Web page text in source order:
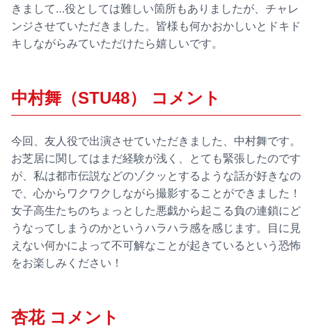
きまして…役としては難しい箇所もありましたが、チャレ
ンジさせていただきました。皆様も何かおかしいとドキド
キしながらみていただけたら嬉しいです。
中村舞（STU48） コメント
今回、友人役で出演させていただきました、中村舞です。
お芝居に関してはまだ経験が浅く、とても緊張したのです
が、私は都市伝説などのゾクッとするような話が好きなの
で、心からワクワクしながら撮影することができました！
女子高生たちのちょっとした悪戯から起こる負の連鎖にど
うなってしまうのかというハラハラ感を感じます。目に見
えない何かによって不可解なことが起きているという恐怖
をお楽しみください！
杏花 コメント